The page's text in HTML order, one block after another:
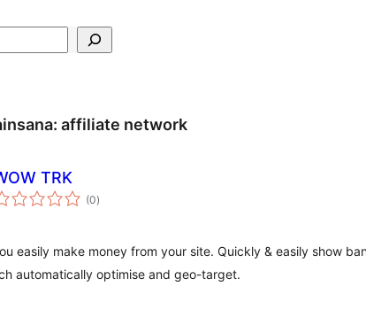
affiliate network
TRK
(0arvosanat
yhteensä
)
easily make money from your site. Quickly & easily show
automatically optimise and geo-target.